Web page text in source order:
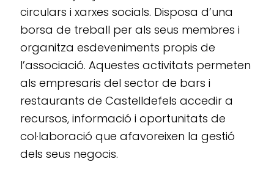
circulars i xarxes socials. Disposa d’una
borsa de treball per als seus membres i
organitza esdeveniments propis de
l’associació. Aquestes activitats permeten
als empresaris del sector de bars i
restaurants de Castelldefels accedir a
recursos, informació i oportunitats de
col·laboració que afavoreixen la gestió
dels seus negocis.